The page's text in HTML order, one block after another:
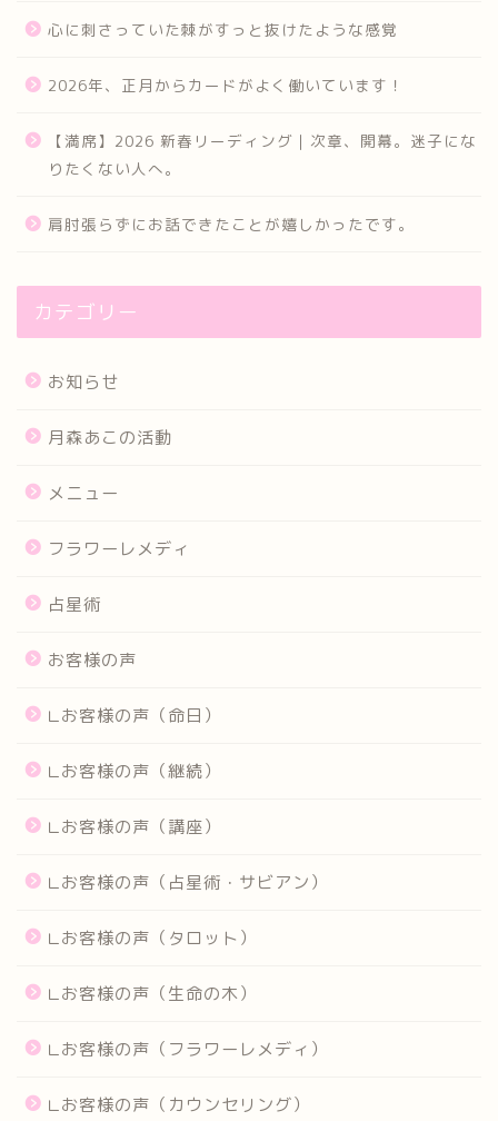
心に刺さっていた棘がすっと抜けたような感覚
2026年、正月からカードがよく働いています！
【満席】2026 新春リーディング｜次章、開幕。迷子にな
りたくない人へ。
肩肘張らずにお話できたことが嬉しかったです。
カテゴリー
お知らせ
月森あこの活動
メニュー
フラワーレメディ
占星術
お客様の声
∟お客様の声（命日）
∟お客様の声（継続）
∟お客様の声（講座）
∟お客様の声（占星術・サビアン）
∟お客様の声（タロット）
∟お客様の声（生命の木）
∟お客様の声（フラワーレメディ）
∟お客様の声（カウンセリング）